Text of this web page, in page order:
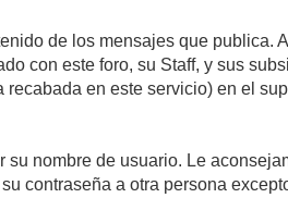
de los mensajes que
con este foro, su Staff, y sus
en este servicio) en el
nombre de usuario. Le
contraseña a otra persona